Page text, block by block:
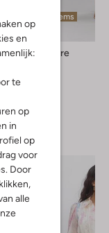
op
en
te
op
in
op
voor
Door
alle
Laatste items
Co'couture